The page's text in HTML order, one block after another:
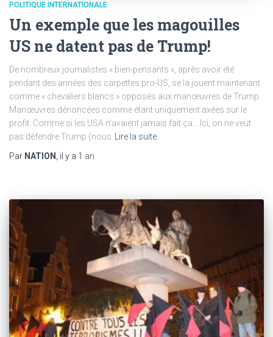
POLITIQUE INTERNATIONALE
Un exemple que les magouilles
US ne datent pas de Trump!
De nombreux journalistes « bien-pensants », après avoir été
pendant des années des carpettes pro-US, se la jouent maintenant
comme « chevaliers blancs » opposés aux manœuvres de Trump.
Manœuvres dénoncées comme étant uniquement axées sur le
profit. Comme si les USA n’avaient jamais fait ça… Ici, on ne veut
pas défendre Trump (nous Lire la suite
Par NATION , il y a 1 an